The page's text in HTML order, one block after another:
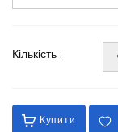
Кількість :
Купити